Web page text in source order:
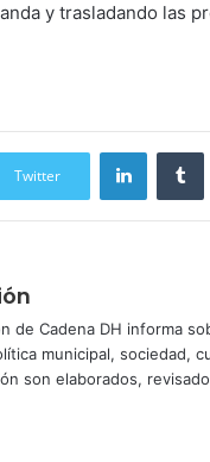
y trasladando las
Twitter
LinkedIn
de Cadena DH informa
municipal, sociedad,
son elaborados,